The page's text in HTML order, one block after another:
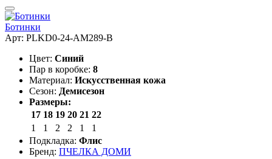
Ботинки
Арт: PLKD0-24-AM289-B
Цвет: Синий
Пар в коробке: 8
Материал: Искусственная кожа
Сезон: Демисезон
Размеры:
17 18 19 20 21 22
1
1 2 2 1
1
Подкладка: Флис
Бренд: ПЧЕЛКА ДОМИ